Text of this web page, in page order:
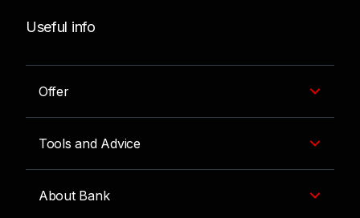
Useful info
Offer
Tools and Advice
About Bank